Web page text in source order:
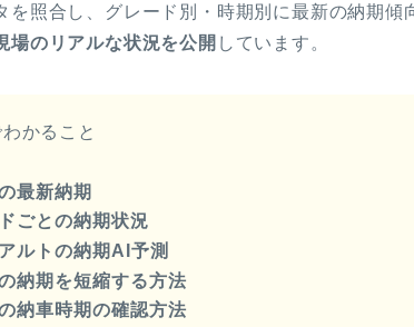
を照合し、グレード別・時期別に最新の納期傾
場のリアルな状況を公開 しています。
かること
最新納期
ごとの納期状況
ルトの納期AI予測
納期を短縮する方法
納車時期の確認方法